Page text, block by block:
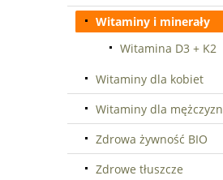
Witaminy i minerały
Witamina D3 + K2
Witaminy dla kobiet
Witaminy dla mężczyzn
Zdrowa żywność BIO
Zdrowe tłuszcze